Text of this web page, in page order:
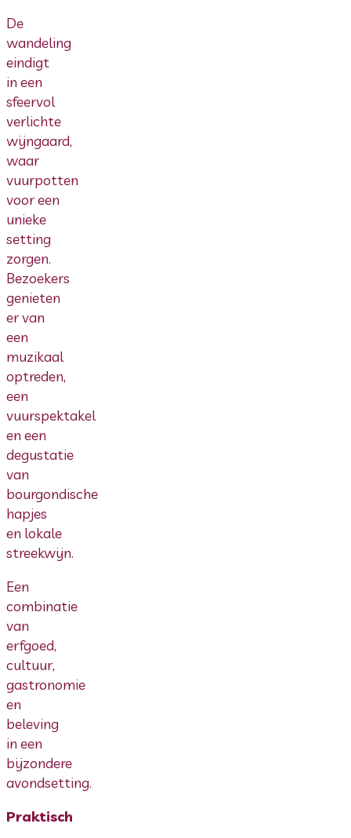
De
wandeling
eindigt
in een
sfeervol
verlichte
wijngaard,
waar
vuurpotten
voor een
unieke
setting
zorgen.
Bezoekers
genieten
er van
een
muzikaal
optreden,
een
vuurspektakel
en een
degustatie
van
bourgondische
hapjes
en lokale
streekwijn.
Een
combinatie
van
erfgoed,
cultuur,
gastronomie
en
beleving
in een
bijzondere
avondsetting.
Praktisch